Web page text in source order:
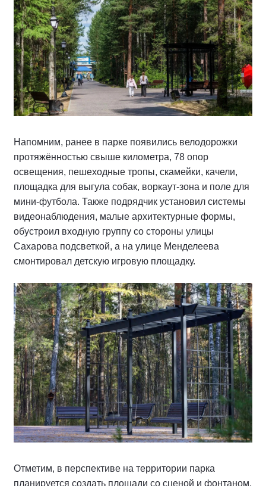
Напомним, ранее в парке появились велодорожки
протяжённостью свыше километра, 78 опор
освещения, пешеходные тропы, скамейки, качели,
площадка для выгула собак, воркаут-зона и поле для
мини-футбола. Также подрядчик установил системы
видеонаблюдения, малые архитектурные формы,
обустроил входную группу со стороны улицы
Сахарова подсветкой, а на улице Менделеева
смонтировал детскую игровую площадку.
Отметим, в перспективе на территории парка
планируется создать площади со сценой и фонтаном,